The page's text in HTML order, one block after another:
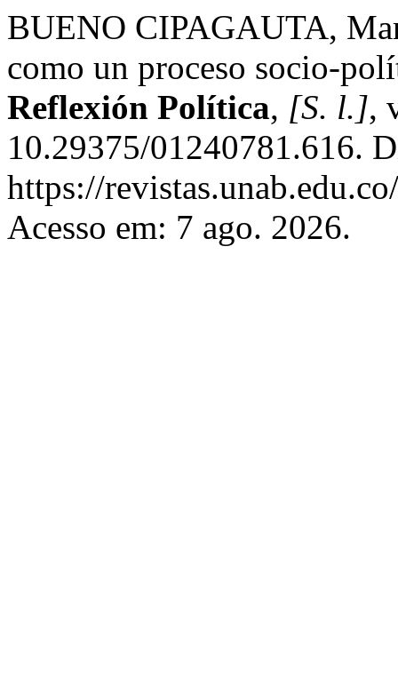
BUENO CIPAGAUTA,
como un proceso socio-
Reflexión Política, [S. l.],
10.29375/01240781.616.
https://
Acesso em: 7 ago. 2026.